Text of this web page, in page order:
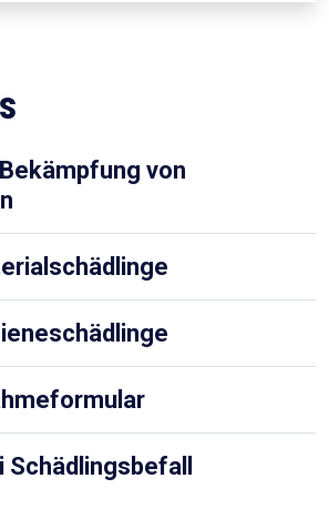
von